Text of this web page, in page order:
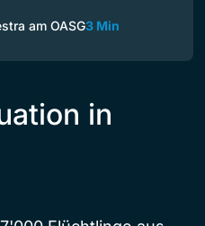
am OASG3 Min
in